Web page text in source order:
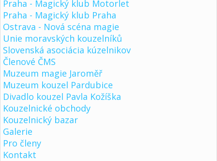
Praha - Magický klub Motorlet
Praha - Magický klub Praha
Ostrava - Nová scéna magie
Unie moravských kouzelníků
Slovenská asociácia kúzelnikov
Členové ČMS
Muzeum magie Jaroměř
Muzeum kouzel Pardubice
Divadlo kouzel Pavla Kožíška
Kouzelnické obchody
Kouzelnický bazar
Galerie
Pro členy
Kontakt